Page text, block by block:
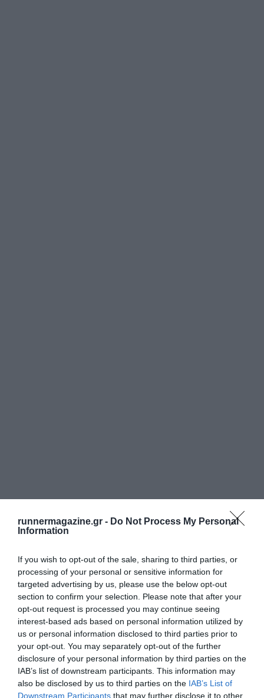
runnermagazine.gr - Do Not Process My Personal
Information
If you wish to opt-out of the sale, sharing to third parties, or
processing of your personal or sensitive information for
targeted advertising by us, please use the below opt-out
section to confirm your selection. Please note that after your
opt-out request is processed you may continue seeing
interest-based ads based on personal information utilized by
us or personal information disclosed to third parties prior to
your opt-out. You may separately opt-out of the further
disclosure of your personal information by third parties on the
IAB’s list of downstream participants. This information may
also be disclosed by us to third parties on the IAB’s List of
Downstream Participants that may further disclose it to other